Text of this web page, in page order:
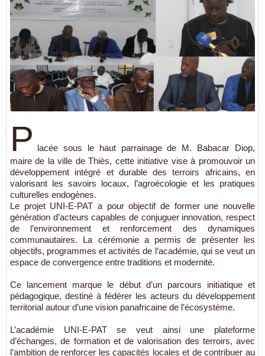
P lacée sous le haut parrainage de M. Babacar Diop,
maire de la ville de Thiès, cette initiative vise à promouvoir un
développement intégré et durable des terroirs africains, en
valorisant les savoirs locaux, l’agroécologie et les pratiques
culturelles endogènes.
Le projet UNI-E-PAT a pour objectif de former une nouvelle
génération d’acteurs capables de conjuguer innovation, respect
de l’environnement et renforcement des dynamiques
communautaires. La cérémonie a permis de présenter les
objectifs, programmes et activités de l’académie, qui se veut un
espace de convergence entre traditions et modernité.
Ce lancement marque le début d’un parcours initiatique et
pédagogique, destiné à fédérer les acteurs du développement
territorial autour d’une vision panafricaine de l’écosystème.
L’académie UNI-E-PAT se veut ainsi une plateforme
d’échanges, de formation et de valorisation des terroirs, avec
l’ambition de renforcer les capacités locales et de contribuer au